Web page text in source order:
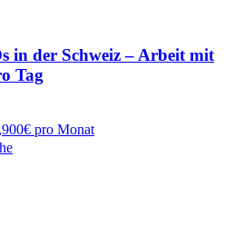
in der Schweiz – Arbeit mit
Tag
pro Monat